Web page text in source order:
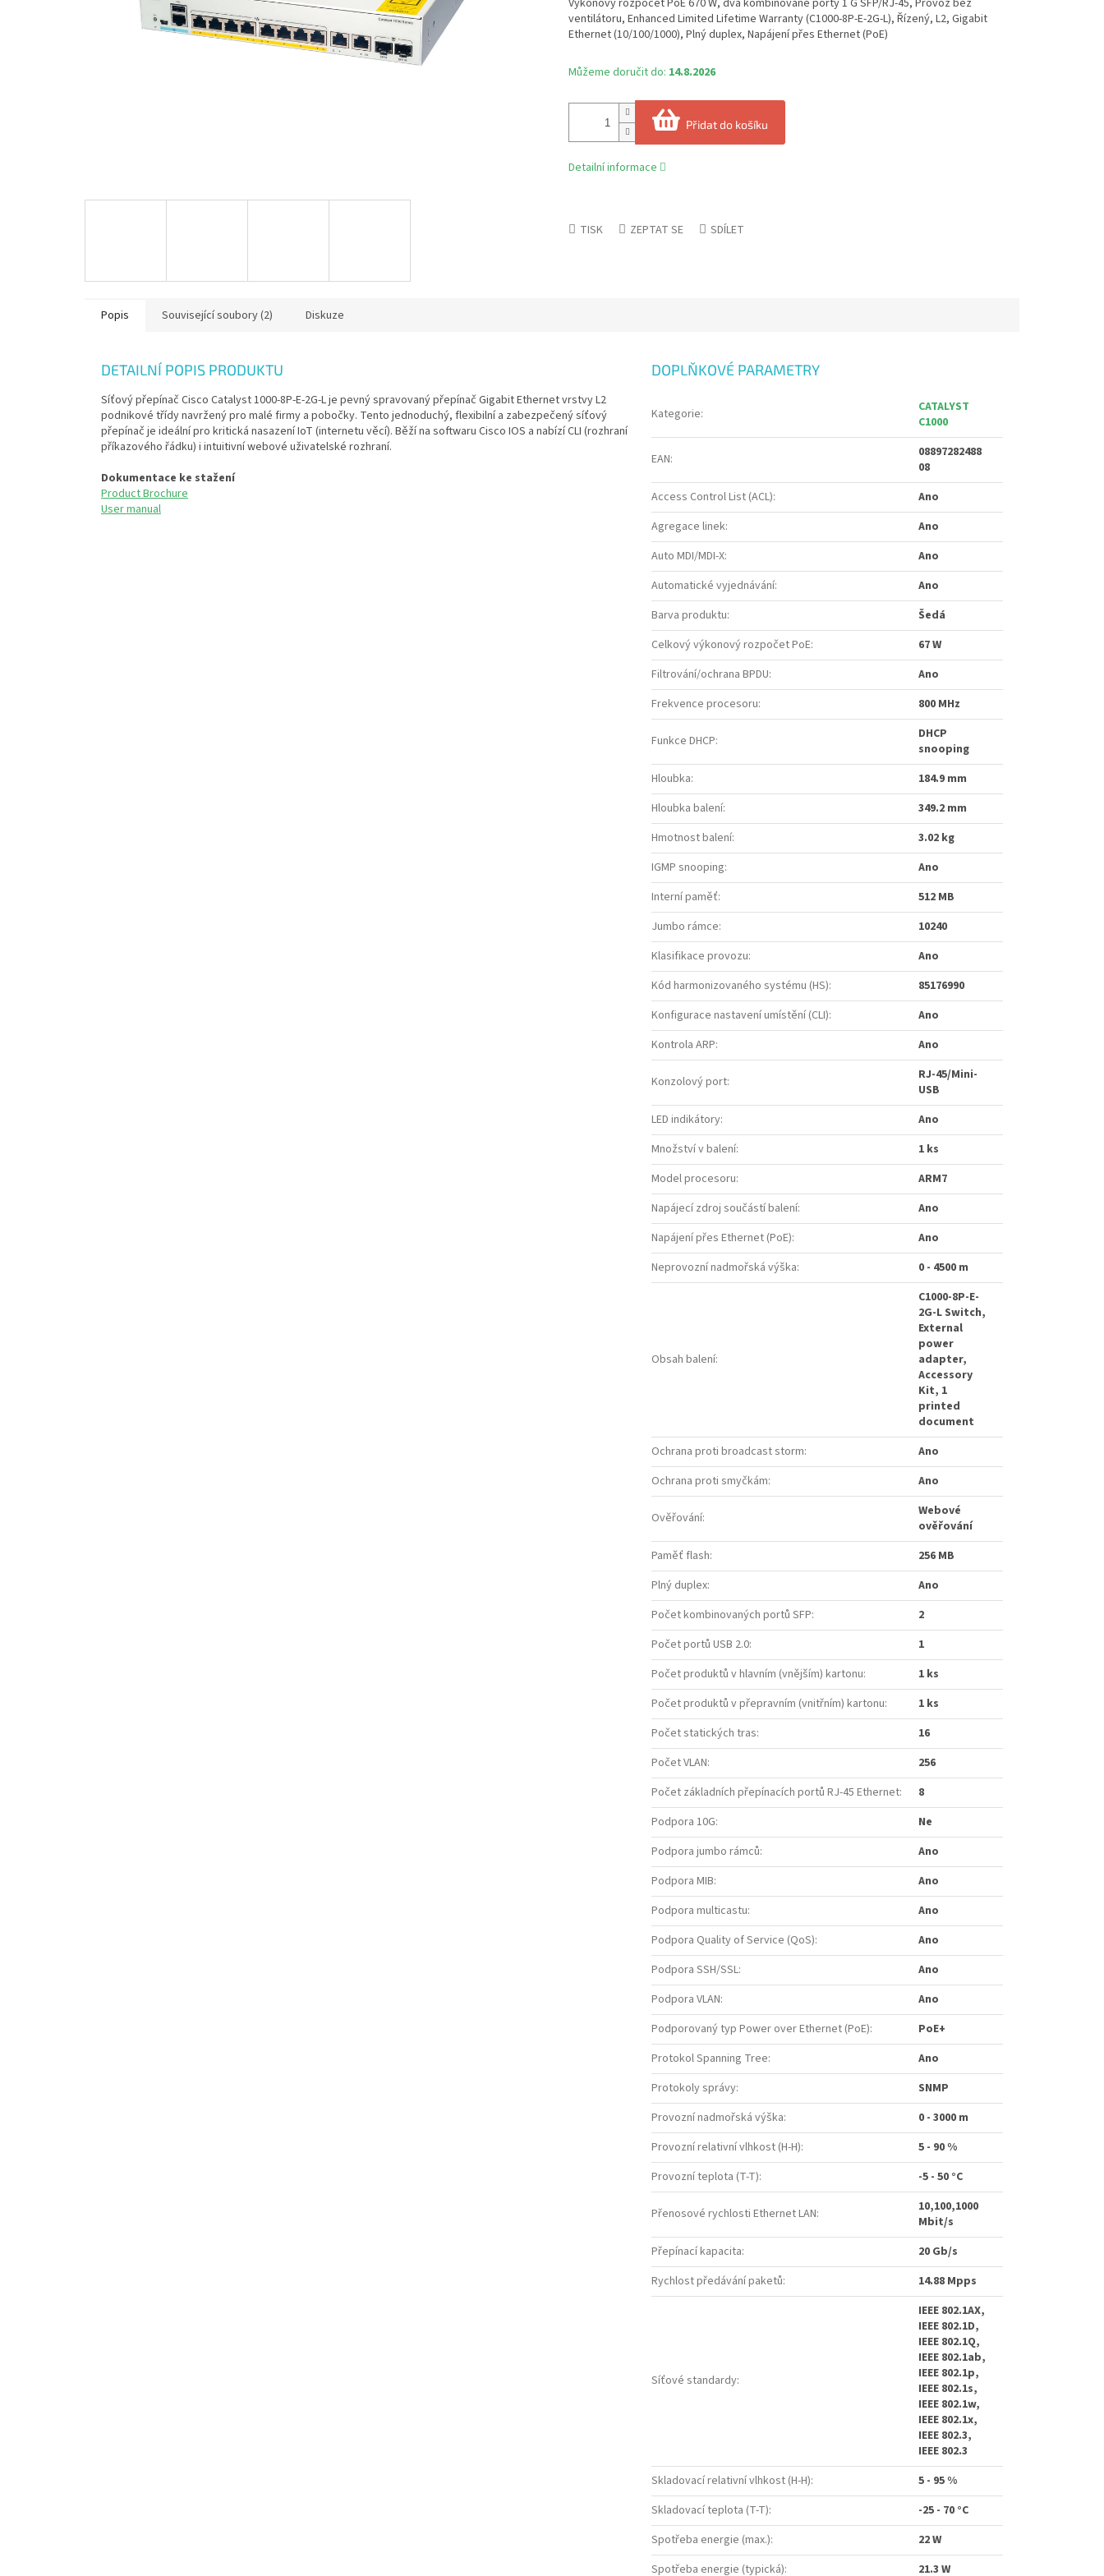
Můžeme doručit do: 14.8.2026
Přidat do košíku
Výkonový rozpočet PoE 670 W, dva kombinované porty 1 G SFP/RJ-45, Provoz bez
ventilátoru, Enhanced Limited Lifetime Warranty (C1000-8P-E-2G-L), Řízený, L2, Gigabit
Ethernet (10/100/1000), Plný duplex, Napájení přes Ethernet (PoE)
Detailní informace
TISK ZEPTAT SE SDÍLET
Popis Související soubory (2) Diskuze
DETAILNÍ POPIS PRODUKTU
Síťový přepínač Cisco Catalyst 1000-8P-E-2G-L je pevný spravovaný přepínač Gigabit Ethernet vrstvy L2
podnikové třídy navržený pro malé firmy a pobočky. Tento jednoduchý, flexibilní a zabezpečený síťový
přepínač je ideální pro kritická nasazení IoT (internetu věcí). Běží na softwaru Cisco IOS a nabízí CLI (rozhraní
příkazového řádku) i intuitivní webové uživatelské rozhraní.
Dokumentace ke stažení
Product Brochure
User manual
DOPLŇKOVÉ PARAMETRY
Kategorie:
CATALYST
C1000
EAN:
08897282488
08
Access Control List (ACL):
Ano
Agregace linek:
Ano
Auto MDI/MDI-X:
Ano
Automatické vyjednávání:
Ano
Barva produktu:
Šedá
Celkový výkonový rozpočet PoE:
67 W
Filtrování/ochrana BPDU:
Ano
Frekvence procesoru: 800 MHz
Funkce DHCP:
DHCP
snooping
Hloubka:
184.9 mm
Hloubka balení:
349.2 mm
Hmotnost balení:
3.02 kg
IGMP snooping:
Ano
Interní paměť:
512 MB
Jumbo rámce:
10240
Klasifikace provozu:
Ano
Kód harmonizovaného systému (HS):
85176990
Konfigurace nastavení umístění (CLI):
Ano
Kontrola ARP: Ano
Konzolový port:
RJ-45/Mini-
USB
LED indikátory:
Ano
Množství v balení:
1 ks
Model procesoru:
ARM7
Napájecí zdroj součástí balení:
Ano
Napájení přes Ethernet (PoE):
Ano
Neprovozní nadmořská výška: 0 - 4500 m
Obsah balení:
C1000-8P-E-
2G-L Switch,
External
power
adapter,
Accessory
Kit, 1
printed
document
Ochrana proti broadcast storm:
Ano
Ochrana proti smyčkám: Ano
Ověřování:
Webové
ověřování
Paměť flash:
256 MB
Plný duplex:
Ano
Počet kombinovaných portů SFP:
2
Počet portů USB 2.0:
1
Počet produktů v hlavním (vnějším) kartonu:
1 ks
Počet produktů v přepravním (vnitřním) kartonu:
1 ks
Počet statických tras:
16
Počet VLAN:
256
Počet základních přepínacích portů RJ-45 Ethernet:
8
Podpora 10G:
Ne
Podpora jumbo rámců:
Ano
Podpora MIB:
Ano
Podpora multicastu:
Ano
Podpora Quality of Service (QoS):
Ano
Podpora SSH/SSL:
Ano
Podpora VLAN:
Ano
Podporovaný typ Power over Ethernet (PoE):
PoE+
Protokol Spanning Tree:
Ano
Protokoly správy:
SNMP
Provozní nadmořská výška:
0 - 3000 m
Provozní relativní vlhkost (H-H):
5 - 90 %
Provozní teplota (T-T): -5 - 50 °C
Přenosové rychlosti Ethernet LAN:
10,100,1000
Mbit/s
Přepínací kapacita:
20 Gb/s
Rychlost předávání paketů: 14.88 Mpps
Síťové standardy:
IEEE 802.1AX,
IEEE 802.1D,
IEEE 802.1Q,
IEEE 802.1ab,
IEEE 802.1p,
IEEE 802.1s,
IEEE 802.1w,
IEEE 802.1x,
IEEE 802.3,
IEEE 802.3
Skladovací relativní vlhkost (H-H):
5 - 95 %
Skladovací teplota (T-T):
-25 - 70 °C
Spotřeba energie (max.):
22 W
Spotřeba energie (typická): 21.3 W